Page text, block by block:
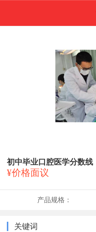
初中毕业口腔医学分数线
¥价格面议
产品规格：
关键词